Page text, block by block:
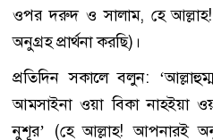
ওপর দরুদ ও সালাম, হে
অনুগ্রহ প্রার্থনা করছি)।
প্রতিদিন সকালে বলুন:
আমসাইনা ওয়া বিকা নাহইয়া
নুশূর’ (হে আল্লাহ! আপনারই